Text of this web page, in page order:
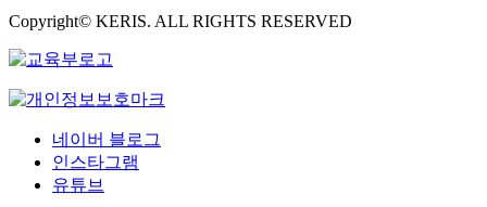
Copyright© KERIS. ALL RIGHTS RESERVED
네이버 블로그
인스타그램
유튜브